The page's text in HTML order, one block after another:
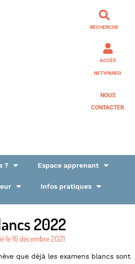
RECHERCHE
ACCÈS
NETYPAREO
NOUS
CONTACTER
? Espace apprenant
Infos pratiques
2022
le16 décembre 2021
que déjà les examens blancs sont